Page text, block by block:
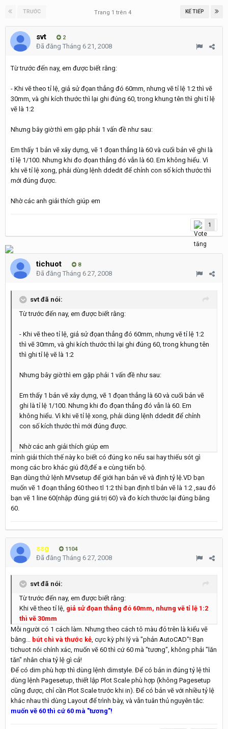
TRƯỚC KẾ TIẾP
Trang 1 trên 4
svt 2
Đã đăng Tháng 6 21, 2008
Từ trước đến nay, em được biết rằng:
- Khi vẽ theo tỉ lệ, giả sử đọan thẳng đó 60mm, nhưng vẽ tỉ lệ 1:2 thì vẽ
30mm, và ghi kích thước thì lại ghi đúng 60, trong khung tên thì ghi tỉ lệ
vẽ là 1:2
Nhưng bây giờ thì em gặp phải 1 vấn đề như sau:
Em thấy 1 bản vẽ xây dựng, vẽ 1 đọan thẳng là 60 và cuối bản vẽ ghi là
tỉ lệ 1/100. Nhưng khi đo đọan thẳng đó vẫn là 60. Em không hiểu. Vì
khi vẽ tỉ lệ xong, phải dùng lệnh ddedit để chỉnh con số kích thước thì
mới đúng được.
Nhờ các anh giải thích giúp em
1
tichuot 8
Đã đăng Tháng 6 27, 2008
svt đã nói:
Từ trước đến nay, em được biết rằng:
- Khi vẽ theo tỉ lệ, giả sử đọan thẳng đó 60mm, nhưng vẽ tỉ lệ 1:2
thì vẽ 30mm, và ghi kích thước thì lại ghi đúng 60, trong khung tên
thì ghi tỉ lệ vẽ là 1:2
Nhưng bây giờ thì em gặp phải 1 vấn đề như sau:
Em thấy 1 bản vẽ xây dựng, vẽ 1 đọan thẳng là 60 và cuối bản vẽ
ghi là tỉ lệ 1/100. Nhưng khi đo đọan thẳng đó vẫn là 60. Em
không hiểu. Vì khi vẽ tỉ lệ xong, phải dùng lệnh ddedit để chỉnh
con số kích thước thì mới đúng được.
Nhờ các anh giải thích giúp em
mình giải thích thế này ko biết có đúng ko nếu sai hay thiếu sót gì
mong các bro khác giú đỡ,để a e cùng tiến bộ.
Bạn dùng thử lệnh MVsetup để giới hạn bản vẽ và định tỷ lệ.VD bạn
muốn vẽ 1 đoạn thẳng 60 theo tl 1:2 thì bạn định tl bản vẽ là 1:2 ,sau đó
bạn vẽ 1 line 60(nhập đúng giá trị 60) và đo kích thước lại đúng bằng
60.
ssg 1104
Đã đăng Tháng 6 27, 2008
svt đã nói:
Từ trước đến nay, em được biết rằng:
Khi vẽ theo tỉ lệ, giả sử đọan thẳng đó 60mm, nhưng vẽ tỉ lệ 1:2
thì vẽ 30mm
Mỗi người có 1 cách làm. Nhưng theo cách tô màu đỏ trên là kiểu vẽ
bằng... bút chì và thước kẻ, cực kỳ phi lý và "phản AutoCAD"! Bạn
tichuot nói chính xác, muốn vẽ 60 thì cứ 60 mà "tương", không phải "lăn
tăn" nhân chia tỷ lệ gì cả!
Để có dim phù hợp thì dùng lệnh dimstyle. Để có bản in đúng tỷ lệ thì
dùng lệnh Pagesetup, thiết lập Plot Scale phù hợp (không Pagesetup
cũng được, chỉ cần Plot Scale trước khi in). Để có bản vẽ với nhiều tỷ lệ
khác nhau thì dùng Layout để trình bày, và vẫn tuân thủ nguyên tắc:
muốn vẽ 60 thì cứ 60 mà "tương"!